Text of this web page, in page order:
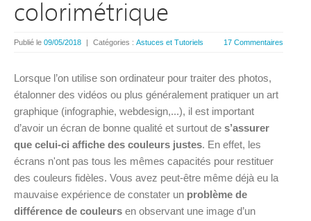
colorimétrique
17 Commentaires
Publié le 09/05/2018 | Catégories : Astuces et Tutoriels
Lorsque l’on utilise son ordinateur pour traiter des photos,
étalonner des vidéos ou plus généralement pratiquer un art
graphique (infographie, webdesign,...), il est important
d’avoir un écran de bonne qualité et surtout de s’assurer
que celui-ci affiche des couleurs justes. En effet, les
écrans n'ont pas tous les mêmes capacités pour restituer
des couleurs fidèles. Vous avez peut-être même déjà eu la
mauvaise expérience de constater un problème de
différence de couleurs en observant une image d’un